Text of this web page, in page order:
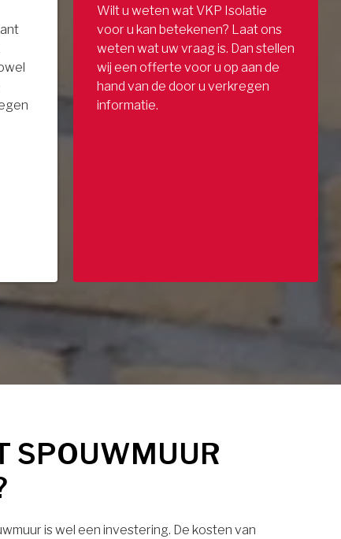
Wilt u weten wat VKP Isolatie
voor u kan betekenen? Laat ons
weten wat uw vraag is. Dan stellen
wij een offerte voor u op aan de
hand van de door u verkregen
informatie.
SPOUWMUUR
is wel een investering. De kosten van